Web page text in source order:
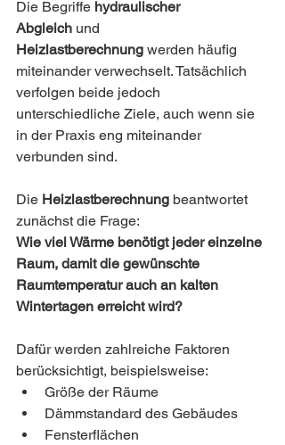
Die Begriffe hydraulischer
Abgleich und
Heizlastberechnung werden häufig
miteinander verwechselt. Tatsächlich
verfolgen beide jedoch
unterschiedliche Ziele, auch wenn sie
in der Praxis eng miteinander
verbunden sind.
Die Heizlastberechnung beantwortet
zunächst die Frage:
Wie viel Wärme benötigt jeder einzelne
Raum, damit die gewünschte
Raumtemperatur auch an kalten
Wintertagen erreicht wird?
Dafür werden zahlreiche Faktoren
berücksichtigt, beispielsweise:
Größe der Räume
Dämmstandard des Gebäudes
Fensterflächen